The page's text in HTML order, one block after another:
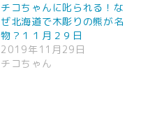
チコちゃんに叱られる！な
ぜ北海道で木彫りの熊が名
物？１１月２９日
2019年11月29日
チコちゃん